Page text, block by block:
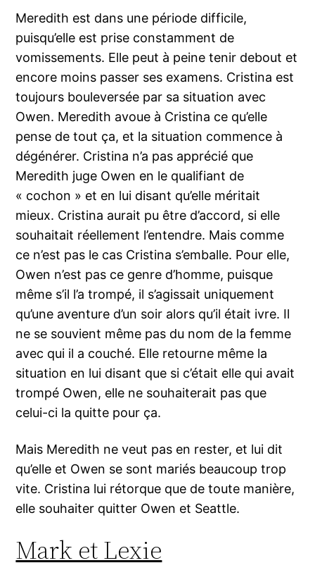
Meredith est dans une période difficile,
puisqu’elle est prise constamment de
vomissements. Elle peut à peine tenir debout et
encore moins passer ses examens. Cristina est
toujours bouleversée par sa situation avec
Owen. Meredith avoue à Cristina ce qu’elle
pense de tout ça, et la situation commence à
dégénérer. Cristina n’a pas apprécié que
Meredith juge Owen en le qualifiant de
« cochon » et en lui disant qu’elle méritait
mieux. Cristina aurait pu être d’accord, si elle
souhaitait réellement l’entendre. Mais comme
ce n’est pas le cas Cristina s’emballe. Pour elle,
Owen n’est pas ce genre d’homme, puisque
même s’il l’a trompé, il s’agissait uniquement
qu’une aventure d’un soir alors qu’il était ivre. Il
ne se souvient même pas du nom de la femme
avec qui il a couché. Elle retourne même la
situation en lui disant que si c’était elle qui avait
trompé Owen, elle ne souhaiterait pas que
celui-ci la quitte pour ça.
Mais Meredith ne veut pas en rester, et lui dit
qu’elle et Owen se sont mariés beaucoup trop
vite. Cristina lui rétorque que de toute manière,
elle souhaiter quitter Owen et Seattle.
Mark et Lexie